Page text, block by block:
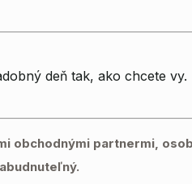
deň tak, ako chcete vy.
obchodnými partnermi,